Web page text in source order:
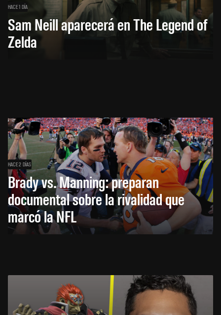
HACE 1 DÍA
Sam Neill aparecerá en The Legend of
Zelda
HACE 2 DÍAS
Brady vs. Manning: preparan
documental sobre la rivalidad que
marcó la NFL